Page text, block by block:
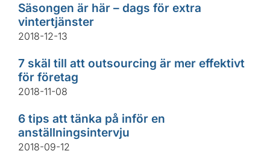
Säsongen är här – dags för extra
vintertjänster
2018-12-13
7 skäl till att outsourcing är mer effektivt
för företag
2018-11-08
6 tips att tänka på inför en
anställningsintervju
2018-09-12